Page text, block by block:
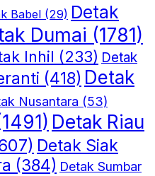
Babel (29) Detak
Dumai (1781)
Inhil (233) Detak
(418) Detak
Nusantara (53)
Detak Riau
Detak Siak
(384) Detak Sumbar